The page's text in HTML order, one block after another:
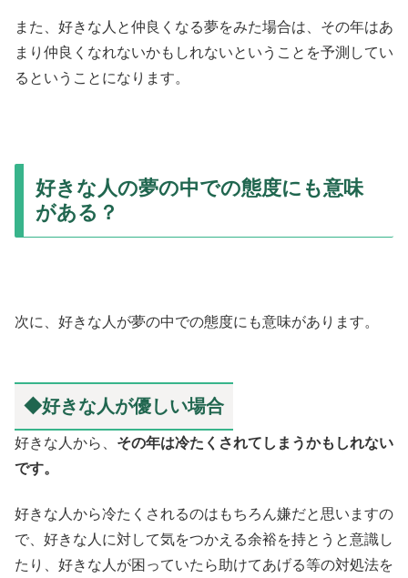
また、好きな人と仲良くなる夢をみた場合は、その年はあ
まり仲良くなれないかもしれないということを予測してい
るということになります。
好きな人の夢の中での態度にも意味
がある？
次に、好きな人が夢の中での態度にも意味があります。
◆好きな人が優しい場合
好きな人から、 その年は冷たくされてしまうかもしれない
です。
好きな人から冷たくされるのはもちろん嫌だと思いますの
で、好きな人に対して気をつかえる余裕を持とうと意識し
たり、好きな人が困っていたら助けてあげる等の対処法を